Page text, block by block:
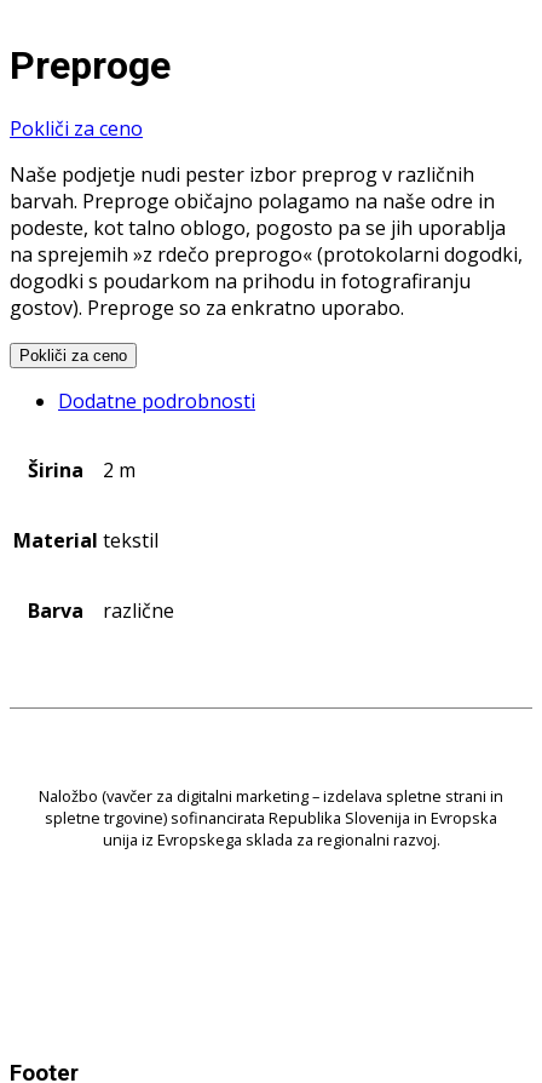
Preproge
Pokliči za ceno
Naše podjetje nudi pester izbor preprog v različnih
barvah. Preproge običajno polagamo na naše odre in
podeste, kot talno oblogo, pogosto pa se jih uporablja
na sprejemih »z rdečo preprogo« (protokolarni dogodki,
dogodki s poudarkom na prihodu in fotografiranju
gostov). Preproge so za enkratno uporabo.
Pokliči za ceno
Dodatne podrobnosti
Širina 2 m
Material tekstil
Barva različne
Naložbo (vavčer za digitalni marketing – izdelava spletne strani in
spletne trgovine) sofinancirata Republika Slovenija in Evropska
unija iz Evropskega sklada za regionalni razvoj.
Footer